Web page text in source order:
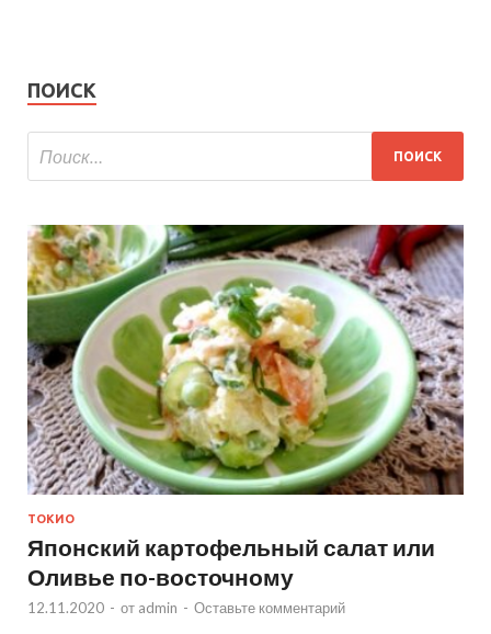
ПОИСК
ТОКИО
Японский картофельный салат или
Оливье по-восточному
12.11.2020 - от admin - Оставьте комментарий